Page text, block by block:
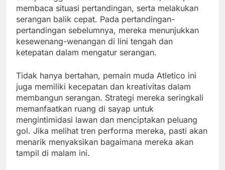
membaca situasi pertandingan, serta melakukan
serangan balik cepat. Pada pertandingan-
pertandingan sebelumnya, mereka menunjukkan
kesewenang-wenangan di lini tengah dan
ketepatan dalam mengatur serangan.
Tidak hanya bertahan, pemain muda Atletico ini
juga memiliki kecepatan dan kreativitas dalam
membangun serangan. Strategi mereka seringkali
memanfaatkan ruang di sayap untuk
mengintimidasi lawan dan menciptakan peluang
gol. Jika melihat tren performa mereka, pasti akan
menarik menyaksikan bagaimana mereka akan
tampil di malam ini.